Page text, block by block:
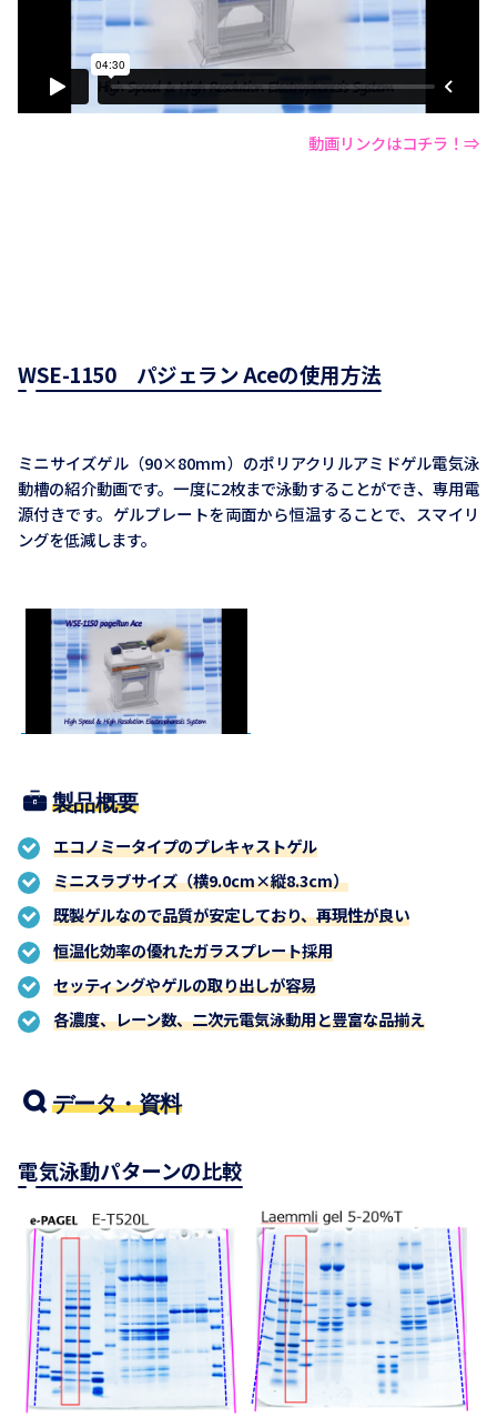
動画リンクはコチラ！⇒
WSE-1150 パジェラン Aceの使用方法
ミニサイズゲル（90×80mm）のポリアクリルアミドゲル電気泳
動槽の紹介動画です。一度に2枚まで泳動することができ、専用電
源付きです。ゲルプレートを両面から恒温することで、スマイリ
ングを低減します。
製品概要
エコノミータイプのプレキャストゲル
ミニスラブサイズ（横9.0cm×縦8.3cm）
既製ゲルなので品質が安定しており、再現性が良い
恒温化効率の優れたガラスプレート採用
セッティングやゲルの取り出しが容易
各濃度、レーン数、二次元電気泳動用と豊富な品揃え
データ・資料
電気泳動パターンの比較